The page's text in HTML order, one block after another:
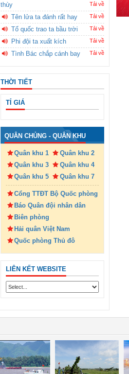
thùy
Tải về
Tên lửa ta đánh rất hay Tải về
Tổ quốc trao ta bầu trời Tải về
Phi đội ta xuất kích Tải về
Tình Bác chắp cánh bay Tải về
THỜI TIẾT
TỈ GIÁ
QUÂN CHỦNG - QUÂN KHU
Quân khu 1
Quân khu 2
Quân khu 3
Quân khu 4
Quân khu 5
Quân khu 7
Cổng TTĐT Bộ Quốc phòng
Báo Quân đội nhân dân
Biên phòng
Hải quân Việt Nam
Quốc phòng Thủ đô
LIÊN KẾT WEBSITE